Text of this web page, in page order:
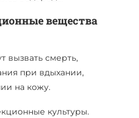
вещества
вызвать смерть,
при вдыхании,
на кожу.
культуры.